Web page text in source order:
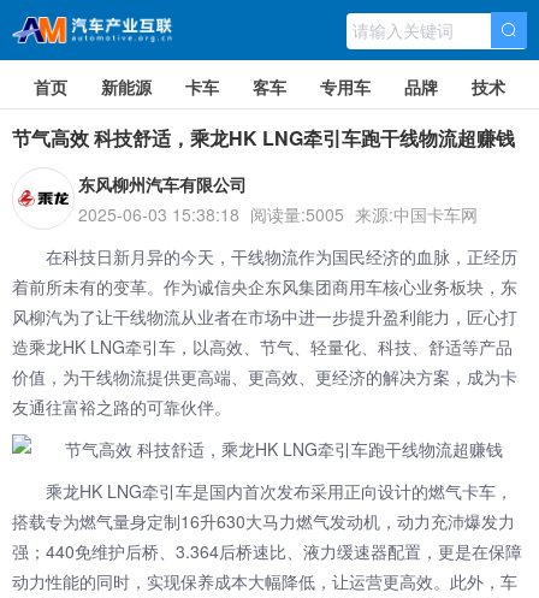
首页 新能源 卡车 客车 专用车 品牌 技术
节气高效 科技舒适，乘龙HK LNG牵引车跑干线物流超赚钱
东风柳州汽车有限公司
2025-06-03 15:38:18 阅读量:5005 来源:中国卡车网
在科技日新月异的今天，干线物流作为国民经济的血脉，正经历
着前所未有的变革。作为诚信央企东风集团商用车核心业务板块， 东
风柳汽为了让干线物流从业者在市场中进一步提升盈利能力，匠心打
造乘龙HK LNG牵引车，以高效、节气、轻量化、科技、舒适等产品
价值，为干线物流提供更高端、更高效、更经济的解决方案，成为卡
友通往富裕之路的可靠伙伴。
乘龙HK LNG牵引车是国内首次发布采用正向设计的燃气卡车，
搭载专为燃气量身定制16升630大马力燃气发动机，动力充沛爆发力
强；440免维护后桥、3.364后桥速比、液力缓速器配置，更是在保障
动力性能的同时，实现保养成本大幅降低，让运营更高效。此外，车